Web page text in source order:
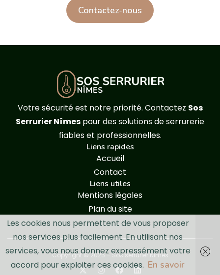
Contactez-nous
Votre sécurité est notre priorité. Contactez Sos
Serrurier Nîmes pour des solutions de serrurerie
fiables et professionnelles.
Liens rapides
Accueil
Contact
Liens utiles
Mentions légales
Plan du site
Copyright © 2025 – Sos serrurier Nîmes
X- Instagram
Facebook
Linkedin
Les cookies nous permettent de vous proposer
nos services plus facilement. En utilisant nos
services, vous nous donnez expressément votre
accord pour exploiter ces cookies. En savoir